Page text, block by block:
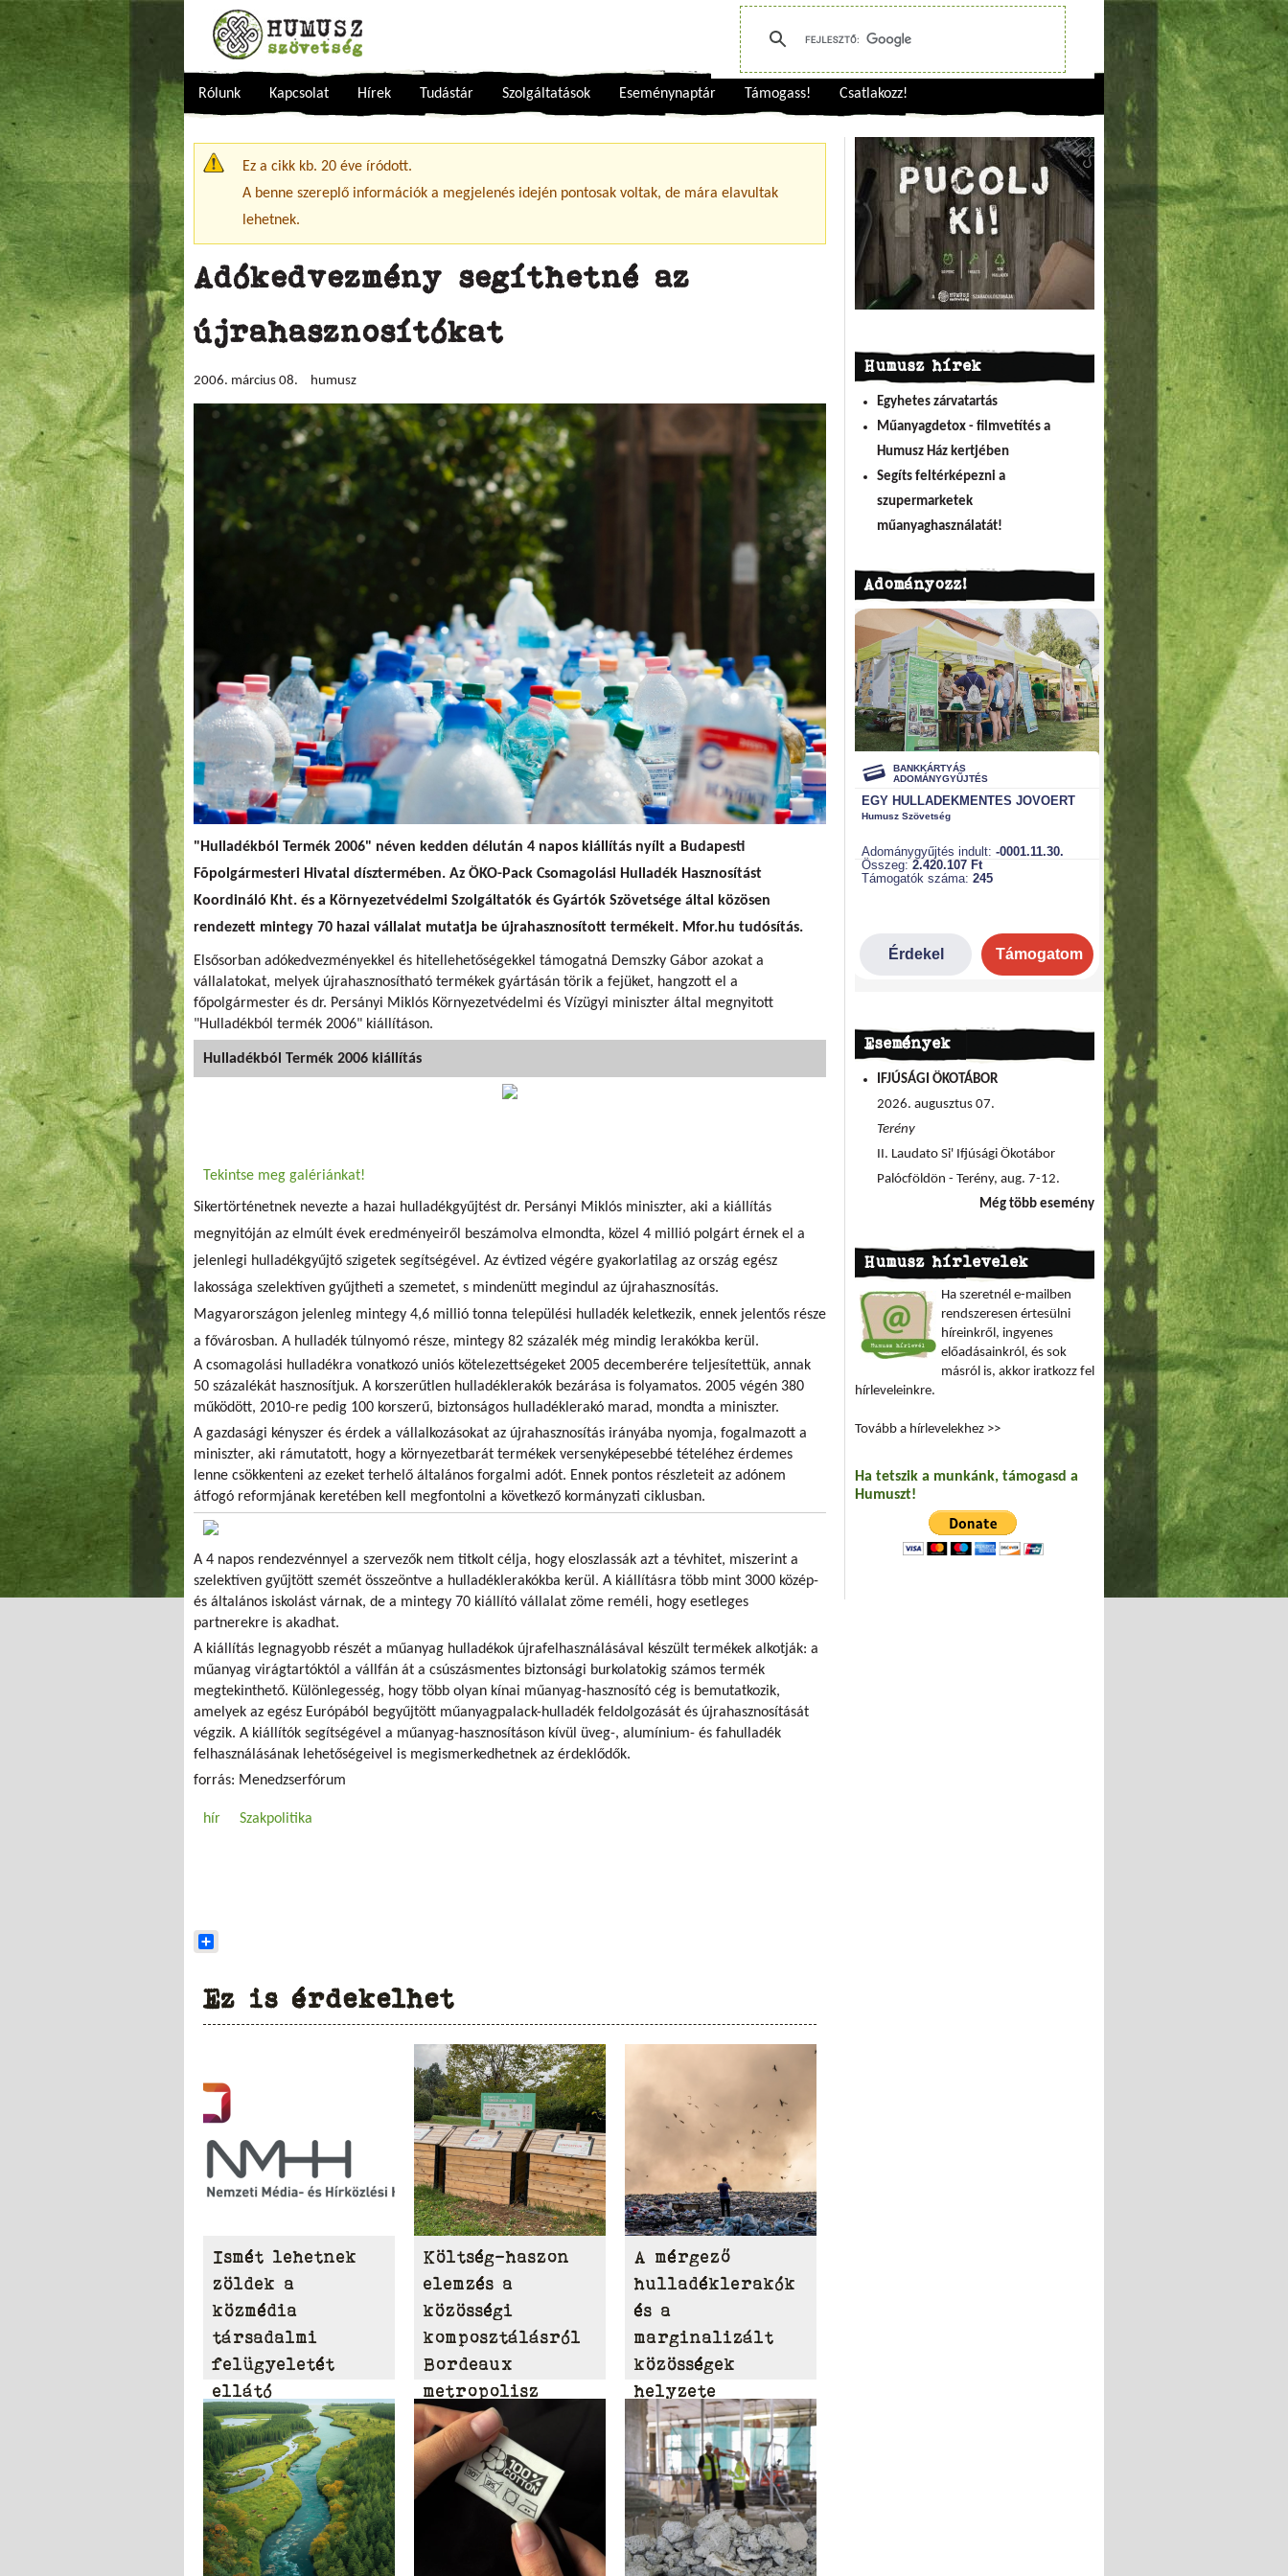
Rólunk Kapcsolat Hírek Tudástár Szolgáltatások Eseménynaptár Támogass! Csatlakozz!
Figyelmeztető üzenet
Ez a cikk kb. 20 éve íródott.
A benne szereplő információk a megjelenés idején pontosak voltak, de mára elavultak
lehetnek.
Adókedvezmény segíthetné az
újrahasznosítókat
2006. március 08. humusz
"Hulladékból Termék 2006" néven kedden délután 4 napos kiállítás nyílt a Budapesti
Fõpolgármesteri Hivatal dísztermében. Az ÖKO-Pack Csomagolási Hulladék Hasznosítást
Koordináló Kht. és a Környezetvédelmi Szolgáltatók és Gyártók Szövetsége által közösen
rendezett mintegy 70 hazai vállalat mutatja be újrahasznosított termékeit. Mfor.hu tudósítás.
Elsősorban adókedvezményekkel és hitellehetőségekkel támogatná Demszky Gábor azokat a
vállalatokat, melyek újrahasznosítható termékek gyártásán törik a fejüket, hangzott el a
főpolgármester és dr. Persányi Miklós Környezetvédelmi és Vízügyi miniszter által megnyitott
"Hulladékból termék 2006" kiállításon.
Hulladékból Termék 2006 kiállítás
Tekintse meg galériánkat!
Sikertörténetnek nevezte a hazai hulladékgyűjtést dr. Persányi Miklós miniszter, aki a kiállítás
megnyitóján az elmúlt évek eredményeiről beszámolva elmondta, közel 4 millió polgárt érnek el a
jelenlegi hulladékgyűjtő szigetek segítségével. Az évtized végére gyakorlatilag az ország egész
lakossága szelektíven gyűjtheti a szemetet, s mindenütt megindul az újrahasznosítás.
Magyarországon jelenleg mintegy 4,6 millió tonna települési hulladék keletkezik, ennek jelentős része
a fővárosban. A hulladék túlnyomó része, mintegy 82 százalék még mindig lerakókba kerül.
A csomagolási hulladékra vonatkozó uniós kötelezettségeket 2005 decemberére teljesítettük, annak
50 százalékát hasznosítjuk. A korszerűtlen hulladéklerakók bezárása is folyamatos. 2005 végén 380
működött, 2010-re pedig 100 korszerű, biztonságos hulladéklerakó marad, mondta a miniszter.
A gazdasági kényszer és érdek a vállalkozásokat az újrahasznosítás irányába nyomja, fogalmazott a
miniszter, aki rámutatott, hogy a környezetbarát termékek versenyképesebbé tételéhez érdemes
lenne csökkenteni az ezeket terhelő általános forgalmi adót. Ennek pontos részleteit az adónem
átfogó reformjának keretében kell megfontolni a következő kormányzati ciklusban.
A 4 napos rendezvénnyel a szervezők nem titkolt célja, hogy eloszlassák azt a tévhitet, miszerint a
szelektíven gyűjtött szemét összeöntve a hulladéklerakókba kerül. A kiállításra több mint 3000 közép-
és általános iskolást várnak, de a mintegy 70 kiállító vállalat zöme reméli, hogy esetleges
partnerekre is akadhat.
A kiállítás legnagyobb részét a műanyag hulladékok újrafelhasználásával készült termékek alkotják: a
műanyag virágtartóktól a vállfán át a csúszásmentes biztonsági burkolatokig számos termék
megtekinthető. Különlegesség, hogy több olyan kínai műanyag-hasznosító cég is bemutatkozik,
amelyek az egész Európából begyűjtött műanyagpalack-hulladék feldolgozását és újrahasznosítását
végzik. A kiállítók segítségével a műanyag-hasznosításon kívül üveg-, alumínium- és fahulladék
felhasználásának lehetőségeivel is megismerkedhetnek az érdeklődők.
forrás: Menedzserfórum
hír Szakpolitika
Ez is érdekelhet
Ismét lehetnek
zöldek a
közmédia
társadalmi
felügyeletét
ellátó
Közszolgálati
Tanácsban
Költség-haszon
elemzés a
közösségi
komposztálásról
Bordeaux
metropolisz
területén
A mérgező
hulladéklerakók
és a
marginalizált
közösségek
helyzete
Humusz hírek
Egyhetes zárvatartás
Műanyagdetox - filmvetítés a
Humusz Ház kertjében
Segíts feltérképezni a
szupermarketek
műanyaghasználatát!
Adományozz!
Események
IFJÚSÁGI ÖKOTÁBOR
2026. augusztus 07.
Terény
II. Laudato Si' Ifjúsági Ökotábor
Palócföldön - Terény, aug. 7-12.
Még több esemény
Humusz hírlevelek
Ha szeretnél e-mailben
rendszeresen értesülni
híreinkről, ingyenes
előadásainkról, és sok
másról is, akkor iratkozz fel
hírleveleinkre.
Tovább a hírlevelekhez >>
Ha tetszik a munkánk, támogasd a
Humuszt!